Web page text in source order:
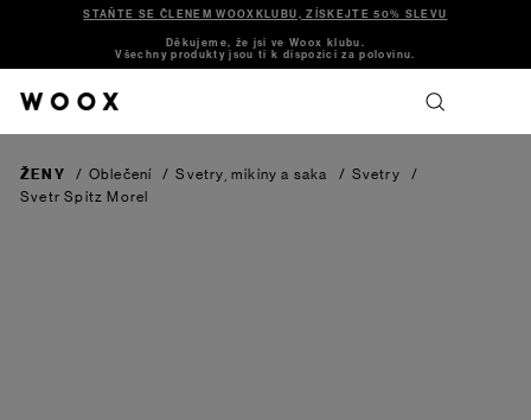
STAŇTE SE ČLENEM WOOXKLUBU, ZÍSKEJTE 50% SLEVU
Děkujeme, že jsi ve Woox klubu.
Všechny produkty jsou ti k dispozici za polovinu.
ŽENY / Oblečení / Svetry, mikiny a saka / Svetry
/
Svetr Spitz Morel